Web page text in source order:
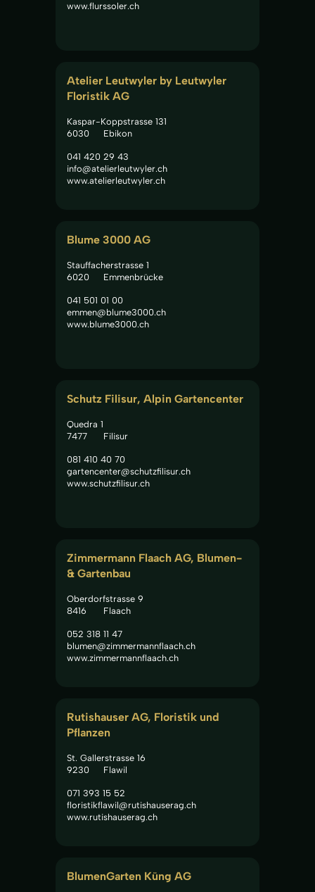
www.flurssoler.ch
Atelier Leutwyler by Leutwyler
Floristik AG
Kaspar-Koppstrasse 131
6030
Ebikon
041 420 29 43
info@atelierleutwyler.ch
www.atelierleutwyler.ch
Blume 3000 AG
Stauffacherstrasse 1
6020
Emmenbrücke
041 501 01 00
emmen@blume3000.ch
www.blume3000.ch
Schutz Filisur, Alpin Gartencenter
Quedra 1
7477
Filisur
081 410 40 70
gartencenter@schutzfilisur.ch
www.schutzfilisur.ch
Zimmermann Flaach AG, Blumen-
& Gartenbau
Oberdorfstrasse 9
8416
Flaach
052 318 11 47
blumen@zimmermannflaach.ch
www.zimmermannflaach.ch
Rutishauser AG, Floristik und
Pflanzen
St. Gallerstrasse 16
9230
Flawil
071 393 15 52
floristikflawil@rutishauserag.ch
www.rutishauserag.ch
BlumenGarten Küng AG